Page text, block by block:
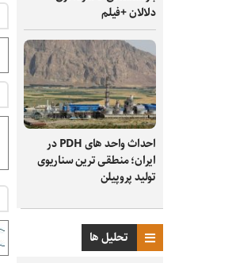
دلالان +فیلم
احداث واحد های PDH در
ایران؛ منطقی ترین سناریوی
تولید پروپیلن
تحلیل ها